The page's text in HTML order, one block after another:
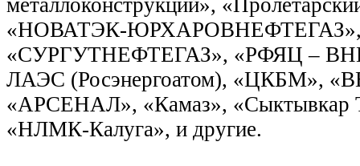
металлоконструкций»,
«НОВАТЭК-
«СУРГУТНЕФТЕГАЗ», «РФЯЦ –
ЛАЭС (Росэнергоатом), «ЦКБМ»,
«АРСЕНАЛ», «Камаз», «Сыктывкар
«НЛМК-Калуга», и другие.